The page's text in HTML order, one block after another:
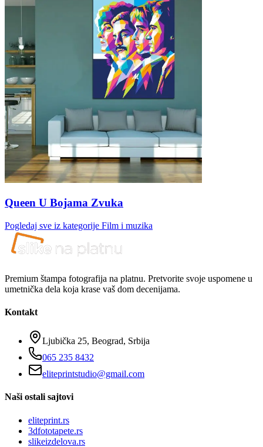
Queen U Bojama Zvuka
Pogledaj sve iz kategorije Film i muzika
Premium štampa fotografija na platnu. Pretvorite svoje uspomene u
umetnička dela koja krase vaš dom decenijama.
Kontakt
Ljubička 25, Beograd, Srbija
065 235 8432
eliteprintstudio@gmail.com
Naši ostali sajtovi
eliteprint.rs
3dfototapete.rs
slikeizdelova.rs